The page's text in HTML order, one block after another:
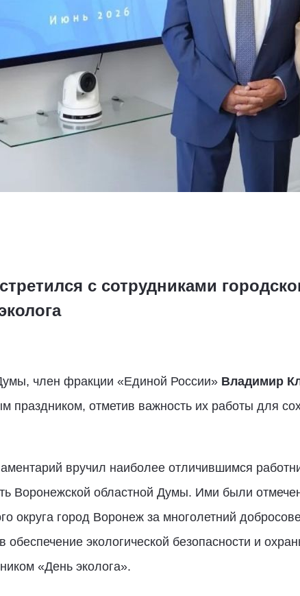
с сотрудниками
член фракции «Единой России» Владимир
праздником, отметив важность их работы для
вручил наиболее отличившимся
Воронежской областной Думы. Ими были
округа город Воронеж за многолетний
экологической безопасности и
«День эколога».